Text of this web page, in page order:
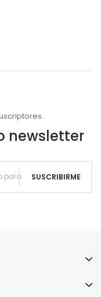
newsletter
SUSCRIBIRME